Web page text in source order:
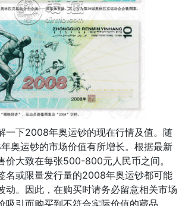
一下2008年奥运钞的现在行情及值。随
奥运钞的市场价值有所增长。根据最新
价大致在每张500-800元人民币之间。
名或限量发行量的2008年奥运钞都可能
动。因此，在购买时请务必留意相关市场
吸引而购买到不符合实际价值的藏品。